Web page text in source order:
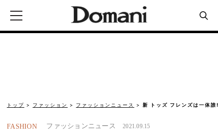
トップ ファッション ファッションニュース 新 トッズ フレンズは一体
FASHION ファッションニュース 2021.09.15